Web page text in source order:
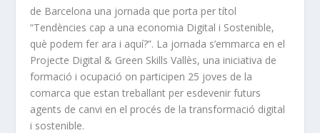
de Barcelona una jornada que porta per títol
“Tendències cap a una economia Digital i Sostenible,
què podem fer ara i aquí?”. La jornada s’emmarca en el
Projecte Digital & Green Skills Vallès, una iniciativa de
formació i ocupació on participen 25 joves de la
comarca que estan treballant per esdevenir futurs
agents de canvi en el procés de la transformació digital
i sostenible.